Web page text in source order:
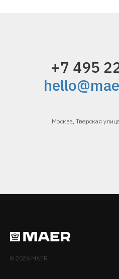
+7 495
Москва, Тверская
© 2026 MAER